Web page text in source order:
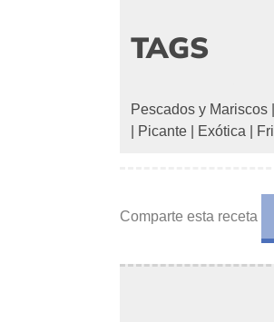
TAGS
Pescados y Mariscos
Picante Exótica
Comparte esta receta